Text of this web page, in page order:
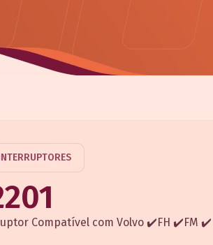
Compatível com Volvo ✔️FH ✔️FM